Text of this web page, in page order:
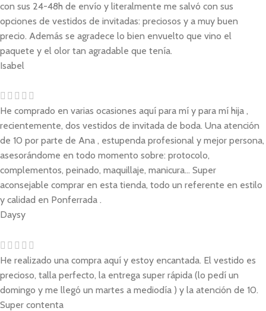
con sus 24-48h de envío y literalmente me salvó con sus
opciones de vestidos de invitadas: preciosos y a muy buen
precio. Además se agradece lo bien envuelto que vino el
paquete y el olor tan agradable que tenía.
Isabel
He comprado en varias ocasiones aquí para mí y para mí hija ,
recientemente, dos vestidos de invitada de boda. Una atención
de 10 por parte de Ana , estupenda profesional y mejor persona,
asesorándome en todo momento sobre: protocolo,
complementos, peinado, maquillaje, manicura... Super
aconsejable comprar en esta tienda, todo un referente en estilo
y calidad en Ponferrada .
Daysy
He realizado una compra aquí y estoy encantada. El vestido es
precioso, talla perfecto, la entrega super rápida (lo pedí un
domingo y me llegó un martes a mediodía ) y la atención de 10.
Super contenta